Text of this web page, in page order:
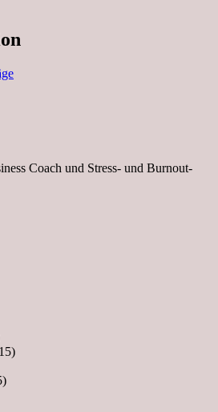
Coach und Stress- und Burnout-